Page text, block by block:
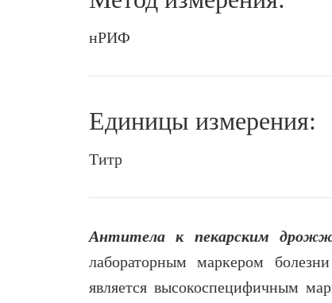
нРИФ
Единицы измерения:
Титр
Антитела к пекарским
лабораторным маркером
является высокоспецифичным